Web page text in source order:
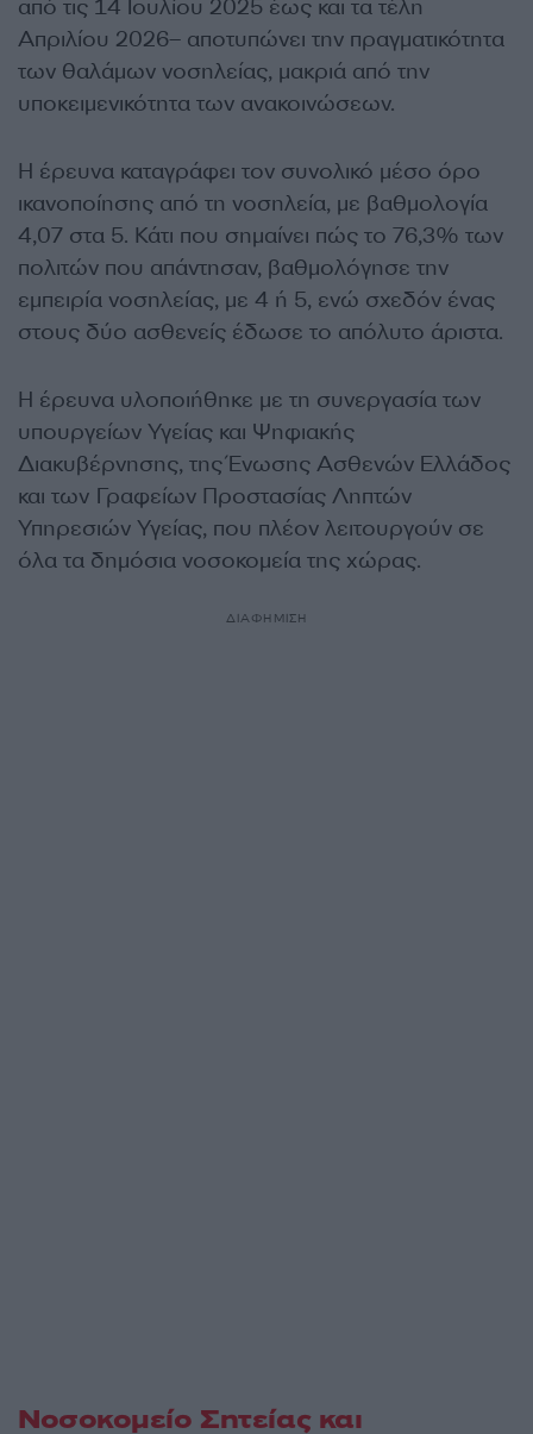
από τις 14 Ιουλίου 2025 έως και τα τέλη
Απριλίου 2026– αποτυπώνει την πραγματικότητα
των θαλάμων νοσηλείας, μακριά από την
υποκειμενικότητα των ανακοινώσεων.
Η έρευνα καταγράφει τον συνολικό μέσο όρο
ικανοποίησης από τη νοσηλεία, με βαθμολογία
4,07 στα 5. Κάτι που σημαίνει πώς το 76,3% των
πολιτών που απάντησαν, βαθμολόγησε την
εμπειρία νοσηλείας, με 4 ή 5, ενώ σχεδόν ένας
στους δύο ασθενείς έδωσε το απόλυτο άριστα.
Η έρευνα υλοποιήθηκε με τη συνεργασία των
υπουργείων Υγείας και Ψηφιακής
Διακυβέρνησης, της Ένωσης Ασθενών Ελλάδος
και των Γραφείων Προστασίας Ληπτών
Υπηρεσιών Υγείας, που πλέον λειτουργούν σε
όλα τα δημόσια νοσοκομεία της χώρας.
ΔΙΑΦΗΜΙΣΗ
Νοσοκομείο Σητείας και